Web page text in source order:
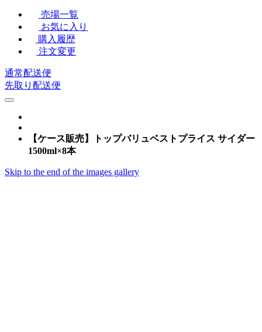
売場一覧
お気に入り
購入履歴
注文変更
通常配送便
先取り配送便
【ケース販売】トップバリュベストプライス サイダー
1500ml×8本
Skip to the end of the images gallery